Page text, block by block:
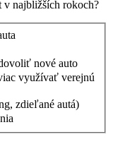
v najbližších rokoch?
nové auto
využívať verejnú
zdieľané autá)